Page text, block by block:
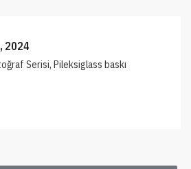
2024
Serisi, Pileksiglass baskı